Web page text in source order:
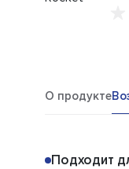
О продукте
Подходит